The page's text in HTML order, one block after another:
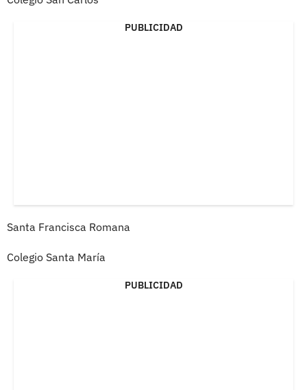
PUBLICIDAD
Santa Francisca Romana
Colegio Santa María
PUBLICIDAD